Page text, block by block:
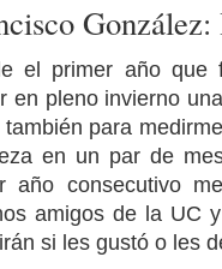
el primer año que
en pleno invierno
para
en un par de
año consecutivo
amigos de la UC
si les gustó o les